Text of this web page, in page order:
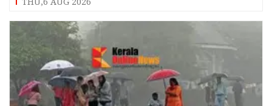
THU,6 AUG 2026